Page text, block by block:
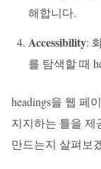
해합니다.
Accessibility:
를 탐색할 때
headings을 웹 페
지지하는 틀을 제
만드는지 살펴보